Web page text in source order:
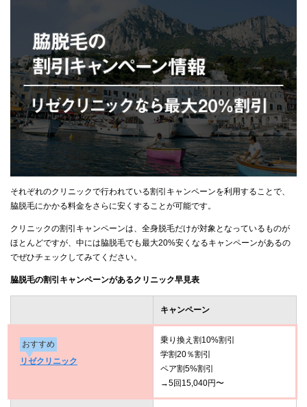
それぞれのクリニックで行われている割引キャンペーンを利用することで、
脇脱毛にかかる料金をさらに安くすることが可能です。
クリニックの割引キャンペーンは、全身脱毛だけが対象となっているものが
ほとんどですが、中には脇脱毛でも最大20%安くなるキャンペーンがあるの
でぜひチェックしてみてください。
脇脱毛の割引キャンペーンがあるクリニック早見表
キャンペーン
おすすめ
リゼクリニック
乗り換え割10%割引
学割20％割引
ペア割5%割引
→5回15,040円〜